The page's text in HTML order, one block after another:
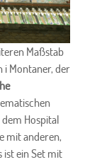
Maßstab
Montaner, der
Hospital
mit anderen,
ist ein Set mit